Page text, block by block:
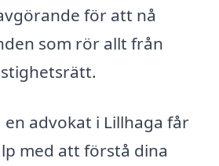
för att nå
som rör allt från
advokat i Lillhaga får
med att förstå dina